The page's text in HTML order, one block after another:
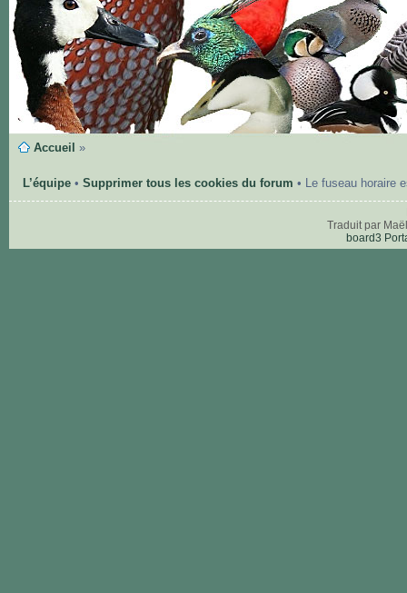
Accueil »
L’équipe• Supprimer tous les cookies du forum • Le fuseau horaire
Traduit par
board3